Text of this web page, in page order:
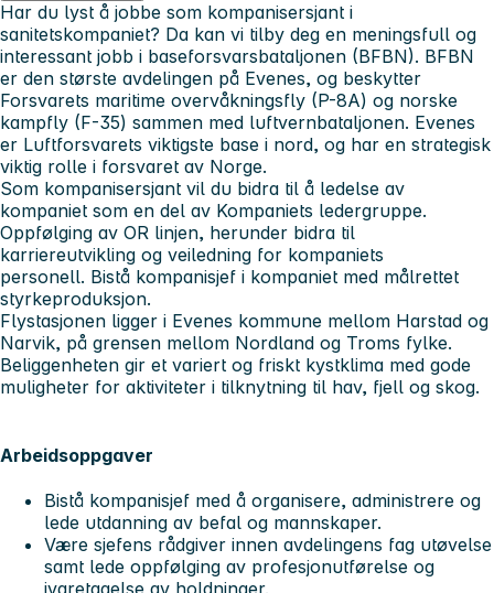
Har du lyst å jobbe som kompanisersjant i
sanitetskompaniet? Da kan vi tilby deg en meningsfull og
interessant jobb i baseforsvarsbataljonen (BFBN). BFBN
er den største avdelingen på Evenes, og beskytter
Forsvarets maritime overvåkningsfly (P-8A) og norske
kampfly (F-35) sammen med luftvernbataljonen. Evenes
er Luftforsvarets viktigste base i nord, og har en strategisk
viktig rolle i forsvaret av Norge.
Som kompanisersjant vil du bidra til å ledelse av
kompaniet som en del av Kompaniets ledergruppe.
Oppfølging av OR linjen, herunder bidra til
karriereutvikling og veiledning for kompaniets
personell. Bistå kompanisjef i kompaniet med målrettet
styrkeproduksjon.
Flystasjonen ligger i Evenes kommune mellom Harstad og
Narvik, på grensen mellom Nordland og Troms fylke.
Beliggenheten gir et variert og friskt kystklima med gode
muligheter for aktiviteter i tilknytning til hav, fjell og skog.
Arbeidsoppgaver
Bistå kompanisjef med å organisere, administrere og
lede utdanning av befal og mannskaper.
Være sjefens rådgiver innen avdelingens fag utøvelse
samt lede oppfølging av profesjonutførelse og
ivaretagelse av holdninger.